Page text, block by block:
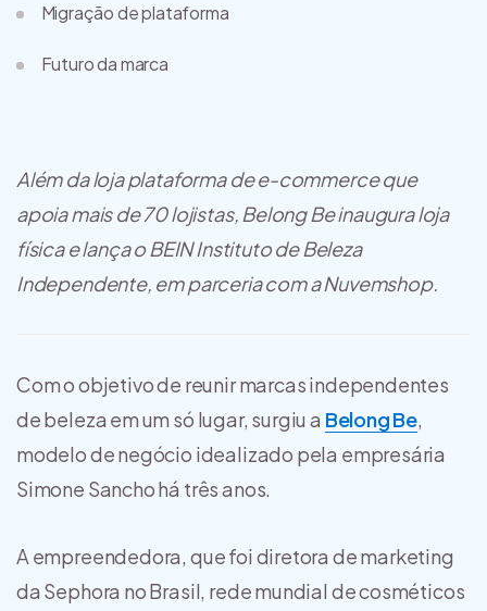
Migração de plataforma
Futuro da marca
Além da loja plataforma de e-commerce que
apoia mais de 70 lojistas, Belong Be inaugura loja
física e lança o BEIN Instituto de Beleza
Independente, em parceria com a Nuvemshop.
Com o objetivo de reunir marcas independentes
de beleza em um só lugar, surgiu a Belong Be,
modelo de negócio idealizado pela empresária
Simone Sancho há três anos.
A empreendedora, que foi diretora de marketing
da Sephora no Brasil, rede mundial de cosméticos